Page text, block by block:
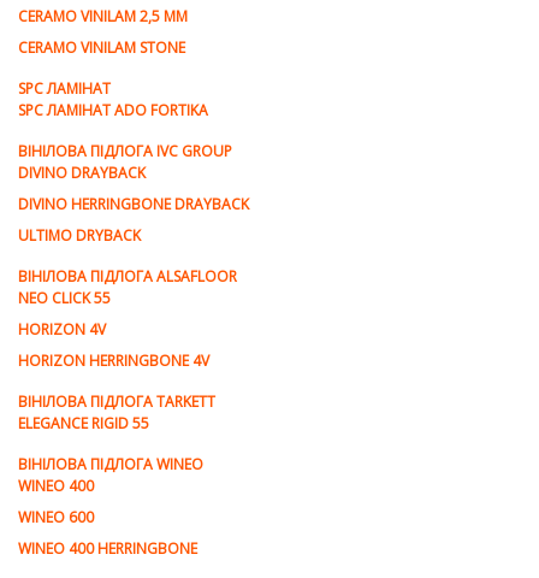
CERAMO VINILAM 2,5 MM
CERAMO VINILAM STONE
SPC ЛАМІНАТ
SPC ЛАМІНАТ ADO FORTIKA
ВІНІЛОВА ПІДЛОГА IVC GROUP
DIVINO DRAYBACK
DIVINO HERRINGBONE DRAYBACK
ULTIMO DRYBACK
ВІНІЛОВА ПІДЛОГА ALSAFLOOR
NEO CLICK 55
HORIZON 4V
HORIZON HERRINGBONE 4V
ВІНІЛОВА ПІДЛОГА TARKETT
ELEGANCE RIGID 55
ВІНІЛОВА ПІДЛОГА WINEO
WINEO 400
WINEO 600
WINEO 400 HERRINGBONE